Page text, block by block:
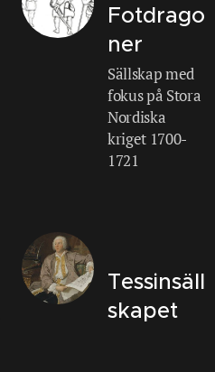
Fotdrago
ner
Sällskap med
fokus på Stora
Nordiska
kriget 1700-
1721
Tessinsäll
skapet